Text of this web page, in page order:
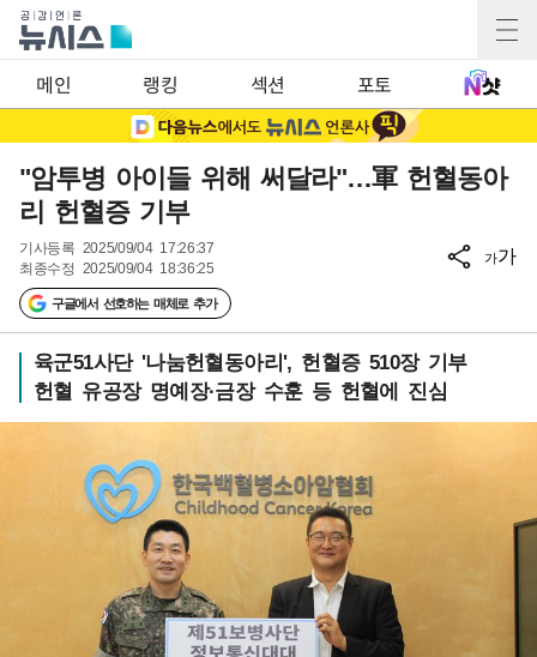
메인 랭킹 섹션 포토
"암투병 아이들 위해 써달라"…軍 헌혈동아
리 헌혈증 기부
기사등록 2025/09/04 17:26:37
최종수정 2025/09/04 18:36:25
구글에서 선호하는 매체로 추가
가가
육군51사단 '나눔헌혈동아리', 헌혈증 510장 기부
헌혈 유공장 명예장·금장 수훈 등 헌혈에 진심